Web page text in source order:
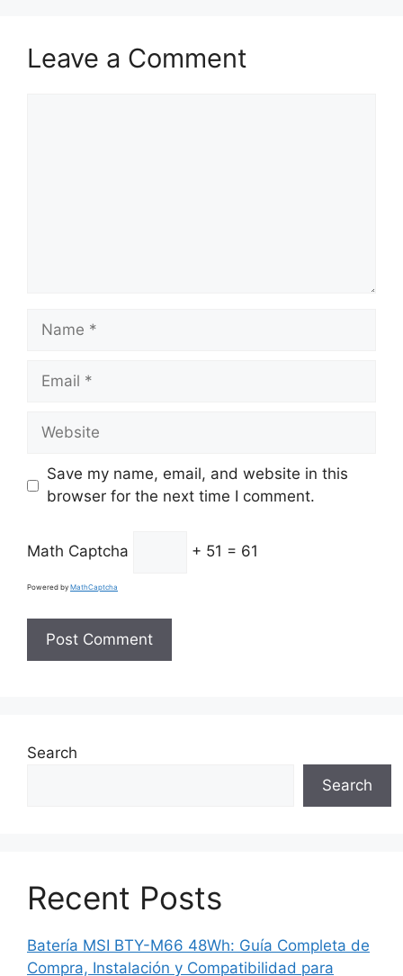
Leave a Comment
Name
Email
Website
Save my name, email, and website in this
browser for the next time I comment.
Math Captcha + 51 = 61
Powered by MathCaptcha
Search
Search
Recent Posts
Batería MSI BTY-M66 48Wh: Guía Completa de
Compra, Instalación y Compatibilidad para